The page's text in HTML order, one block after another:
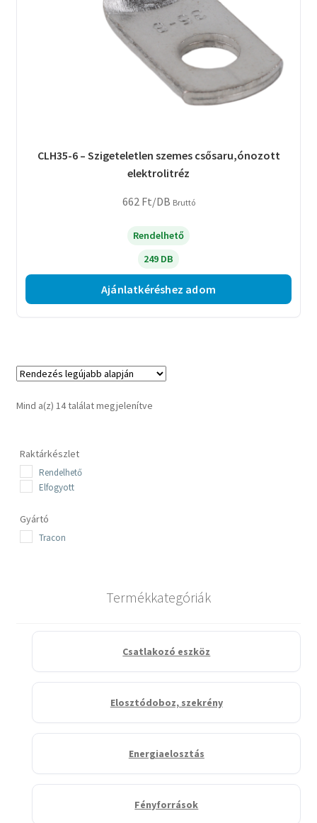
CLH35-6 – Szigeteletlen szemes csősaru,ónozott
elektrolitréz
662 Ft/DB Bruttó
Rendelhető
249 DB
Ajánlatkéréshez adom
Mind a(z) 14 találat megjelenítveSorted
Raktárkészlet
Rendelhető
Elfogyott
Gyártó
Tracon
Termékkategóriák
Csatlakozó eszköz
Elosztódoboz, szekrény
Energiaelosztás
Fényforrások